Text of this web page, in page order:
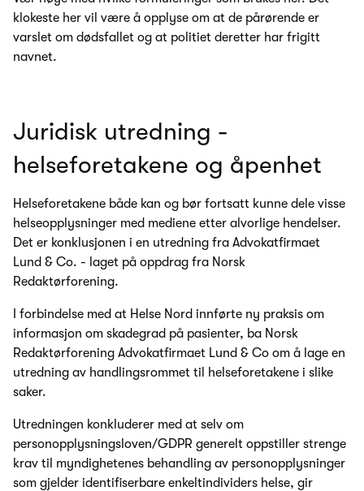
klokeste her vil være å opplyse om at de pårørende er
varslet om dødsfallet og at politiet deretter har frigitt
navnet.
Juridisk utredning -
helseforetakene og åpenhet
Helseforetakene både kan og bør fortsatt kunne dele visse
helseopplysninger med mediene etter alvorlige hendelser.
Det er konklusjonen i en utredning fra Advokatfirmaet
Lund & Co. - laget på oppdrag fra Norsk
Redaktørforening.
I forbindelse med at Helse Nord innførte ny praksis om
informasjon om skadegrad på pasienter, ba Norsk
Redaktørforening Advokatfirmaet Lund & Co om å lage en
utredning av handlingsrommet til helseforetakene i slike
saker.
Utredningen konkluderer med at selv om
personopplysningsloven/GDPR generelt oppstiller strenge
krav til myndighetenes behandling av personopplysninger
som gjelder identifiserbare enkeltindividers helse, gir